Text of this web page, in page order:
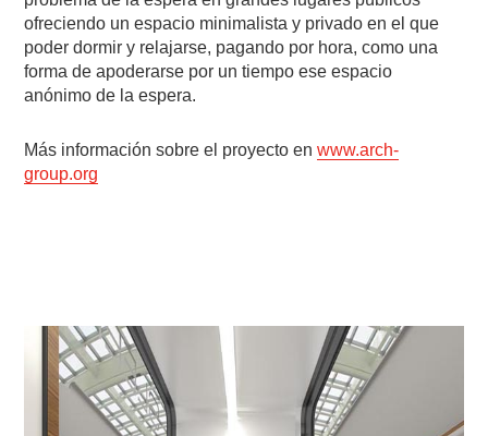
ofreciendo un espacio minimalista y privado en el que
poder dormir y relajarse, pagando por hora, como una
forma de apoderarse por un tiempo ese espacio
anónimo de la espera.
Más información sobre el proyecto enwww.arch-
group.org